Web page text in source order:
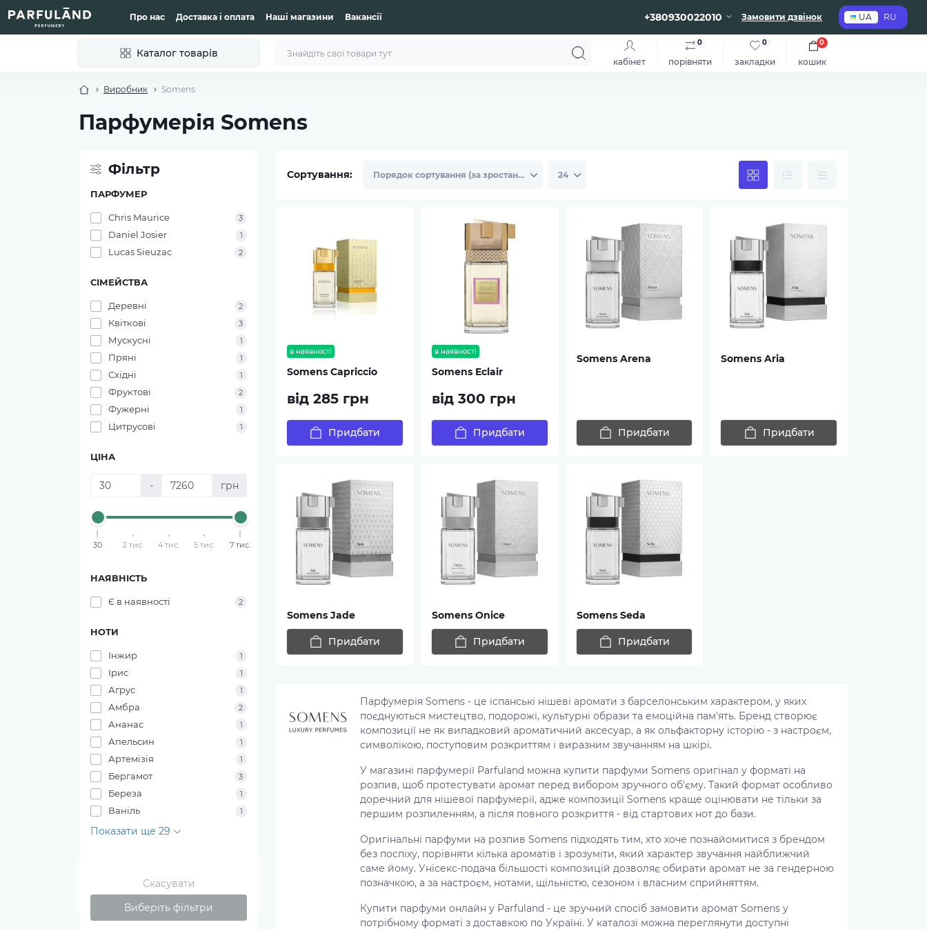
Про нас Доставка і оплата Наші магазини Вакансії +380930022010 Замовити дзвінок UA RU
Каталог товарів
кабінет порівняти
0
закладки
0
кошик
0
Виробник Somens
Парфумерія Somens
Фільтр
ПАРФУМЕР
Chris Maurice 3
Daniel Josier 1
Lucas Sieuzac 2
СІМЕЙСТВА
Деревні 2
Квіткові 3
Мускусні 1
Пряні 1
Східні 1
Фруктові 2
Фужерні 1
Цитрусові 1
ЦІНА
- грн
30 2 тис. 4 тис. 5 тис. 7 тис.
НАЯВНІСТЬ
Є в наявності 2
НОТИ
Інжир 1
Ірис 1
Агрус 1
Амбра 2
Ананас 1
Апельсин 1
Артемізія 1
Бергамот 3
Береза 1
Ваніль 1
Показати ще 29
Скасувати
Виберіть фільтри
Сортування:
в наявності
Somens Capriccio
від 285 грн
Придбати
в наявності
Somens Eclair
від 300 грн
Придбати
Somens Arena
Придбати
Somens Aria
Придбати
Somens Jade
Придбати
Somens Onice
Придбати
Somens Seda
Придбати
Парфумерія Somens - це іспанські нішеві аромати з барселонським характером, у яких
поєднуються мистецтво, подорожі, культурні образи та емоційна пам'ять. Бренд створює
композиції не як випадковий ароматичний аксесуар, а як ольфакторну історію - з настроєм,
символікою, поступовим розкриттям і виразним звучанням на шкірі.
У магазині парфумерії Parfuland можна купити парфуми Somens оригінал у форматі на
розпив, щоб протестувати аромат перед вибором зручного об'єму. Такий формат особливо
доречний для нішевої парфумерії, адже композиції Somens краще оцінювати не тільки за
першим розпиленням, а після повного розкриття - від стартових нот до бази.
Оригінальні парфуми на розпив Somens підходять тим, хто хоче познайомитися з брендом
без поспіху, порівняти кілька ароматів і зрозуміти, який характер звучання найближчий
саме йому. Унісекс-подача більшості композицій дозволяє обирати аромат не за гендерною
позначкою, а за настроєм, нотами, щільністю, сезоном і власним сприйняттям.
Купити парфуми онлайн у Parfuland - це зручний спосіб замовити аромат Somens у
потрібному форматі з доставкою по Україні. У каталозі можна переглянути доступні